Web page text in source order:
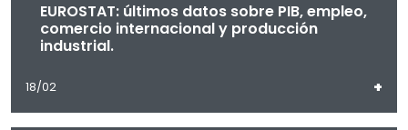
EUROSTAT: últimos datos sobre PIB, empleo,
comercio internacional y producción
industrial.
18/02 +